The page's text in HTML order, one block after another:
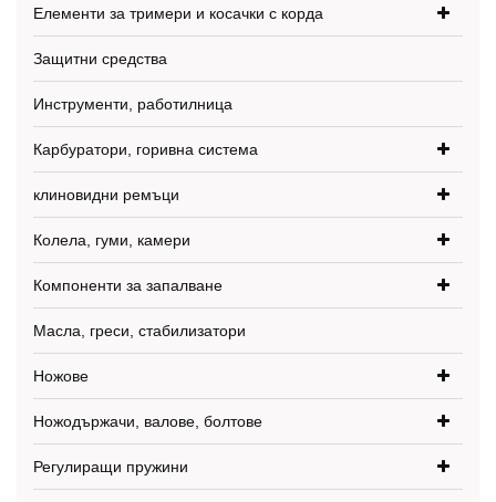
Елементи за тримери и косачки с корда
Защитни средства
Инструменти, работилница
Карбуратори, горивна система
клиновидни ремъци
Колела, гуми, камери
Компоненти за запалване
Масла, греси, стабилизатори
Ножове
Ножодържачи, валове, болтове
Регулиращи пружини